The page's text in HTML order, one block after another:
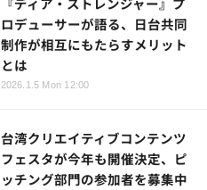
ロデューサーが語る、日台共同
制作が相互にもたらすメリット
とは
2026.1.5 Mon 12:00
台湾クリエイティブコンテンツ
フェスタが今年も開催決定、ピ
ッチング部門の参加者を募集中